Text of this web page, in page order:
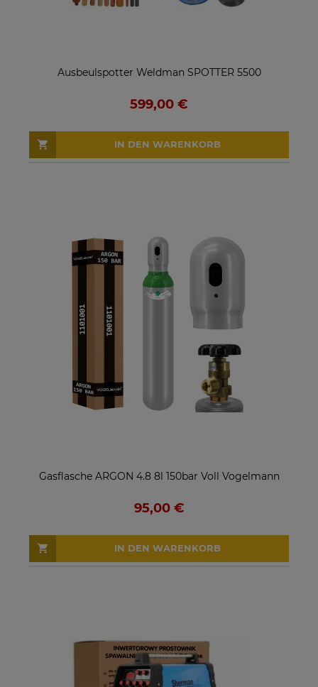
Ausbeulspotter Weldman SPOTTER 5500
599,00 €
IN DEN WARENKORB
Gasflasche ARGON 4.8 8l 150bar Voll Vogelmann
95,00 €
IN DEN WARENKORB